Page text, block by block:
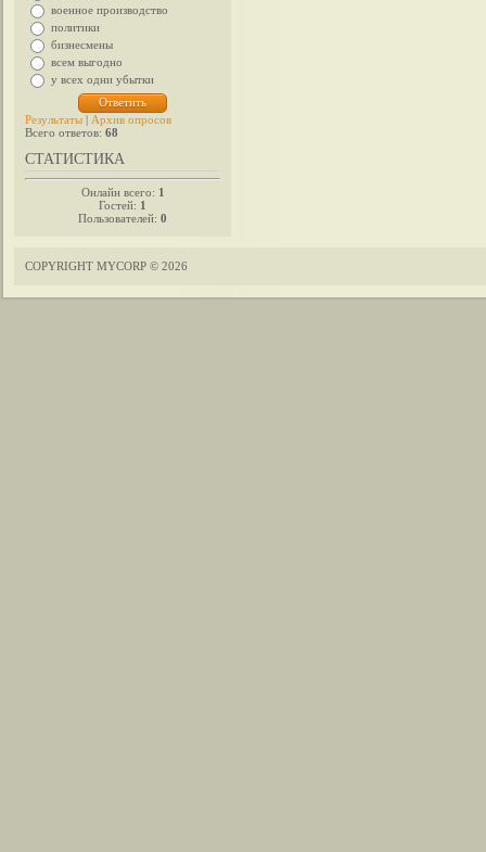
военное производство
политики
бизнесмены
всем выгодно
у всех одни убытки
Результаты | Архив опросов
Всего ответов: 68
СТАТИСТИКА
Онлайн всего: 1
Гостей: 1
Пользователей: 0
COPYRIGHT MYCORP © 2026